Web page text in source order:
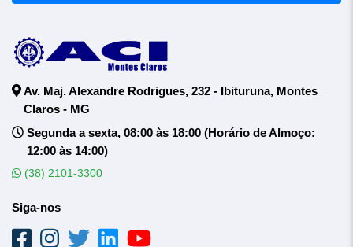
Av. Maj. Alexandre Rodrigues, 232 - Ibituruna, Montes
Claros - MG
Segunda a sexta, 08:00 às 18:00 (Horário de Almoço:
12:00 às 14:00)
(38) 2101-3300
Siga-nos